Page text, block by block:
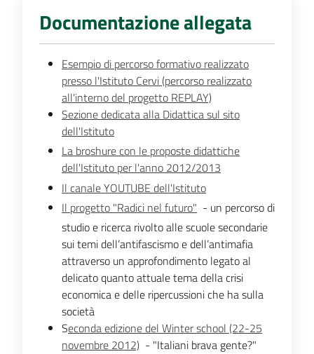
Documentazione allegata
Esempio di percorso formativo realizzato
presso l'Istituto Cervi (percorso realizzato
all'interno del progetto REPLAY)
Sezione dedicata alla Didattica sul sito
dell'Istituto
La broshure con le proposte didattiche
dell'Istituto per l'anno 2012/2013
Il canale YOUTUBE dell'Istituto
Il progetto "Radici nel futuro" - un percorso di
studio e ricerca rivolto alle scuole secondarie
sui temi dell’antifascismo e dell’antimafia
attraverso un approfondimento legato al
delicato quanto attuale tema della crisi
economica e delle ripercussioni che ha sulla
società
Seconda edizione del Winter school (22-25
novembre 2012) - "Italiani brava gente?"